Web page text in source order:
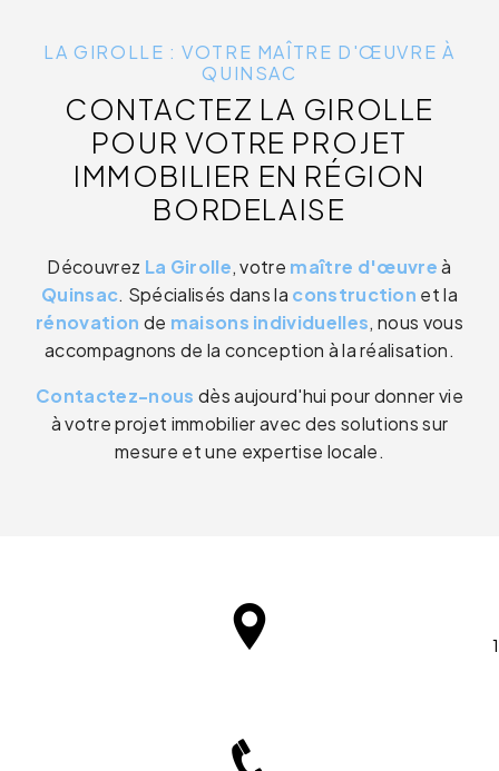
LA GIROLLE : VOTRE MAÎTRE D'ŒUVRE À
QUINSAC
CONTACTEZ LA GIROLLE
POUR VOTRE PROJET
IMMOBILIER EN RÉGION
BORDELAISE
Découvrez La Girolle, votre maître d'œuvreà
Quinsac. Spécialisés dans la construction et la
rénovation de maisons individuelles, nous vous
accompagnons de la conception à la réalisation.
Contactez-nous dès aujourd'hui pour donner vie
à votre projet immobilier avec des solutions sur
mesure et une expertise locale.